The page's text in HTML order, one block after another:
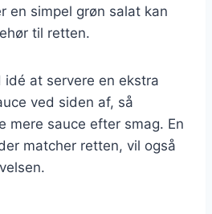
en simpel grøn salat kan
til retten.
idé at servere en ekstra
ved siden af, så
mere sauce efter smag. En
matcher retten, vil også